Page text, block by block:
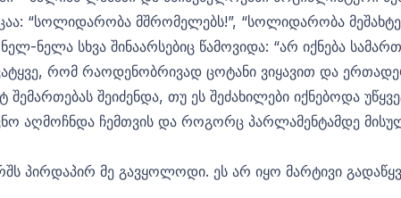
“სოლიდარობა მშრომელებს!”, “სოლიდარობა
ნელა სხვა შინაარსებიც წამოვიდა: “არ იქნება
რომ რაოდენობრივად ცოტანი ვიყავით და
შეიძენდა, თუ ეს შეძახილები იქნებოდა
აღმოჩნდა ჩემთვის და როგორც პარლამენტამდე
პირდაპირ მე გავყოლოდი. ეს არ იყო მარტივი